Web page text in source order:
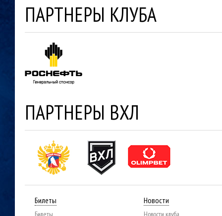
ПАРТНЕРЫ КЛУБА
ПАРТНЕРЫ ВХЛ
Билеты
Билеты
Новости
Новости клуба